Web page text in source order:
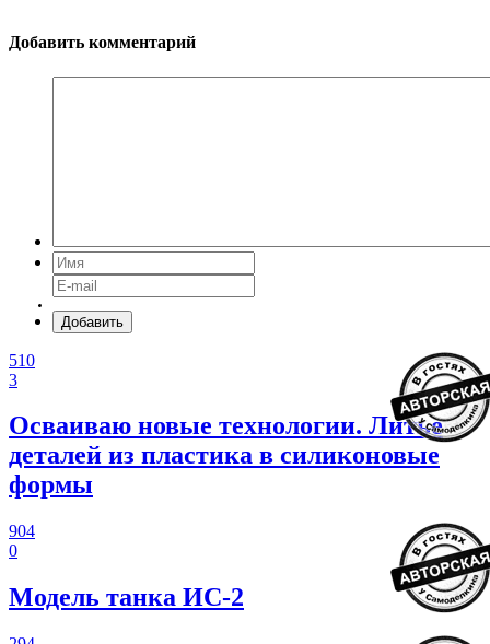
Добавить комментарий
Добавить
510
3
Осваиваю новые технологии. Литье
деталей из пластика в силиконовые
формы
904
0
Модель танка ИС-2